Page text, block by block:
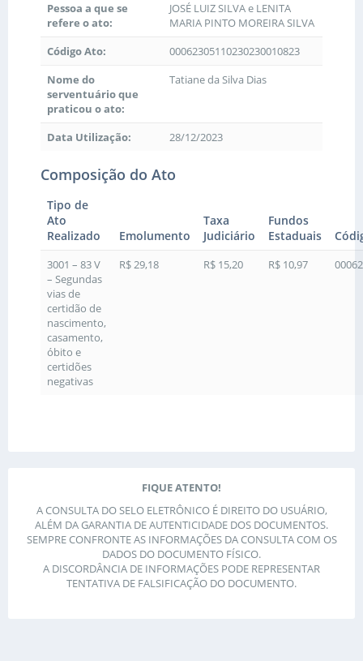
Pessoa a que se
refere o ato:
JOSÉ LUIZ SILVA e LENITA
MARIA PINTO MOREIRA SILVA
Código Ato:
00062305110230230010823
Nome do
serventuário que
praticou o ato:
Tatiane da Silva Dias
Data Utilização: 28/12/2023
Composição do Ato
Tipo de
Ato
Realizado
Emolumento
Taxa
Judiciário
Fundos
Estaduais
3001 – 83 V
– Segundas
vias de
certidão de
nascimento,
casamento,
óbito e
certidões
negativas
R$ 29,18 R$ 15,20 R$ 10,97
FIQUE ATENTO!
A CONSULTA DO SELO ELETRÔNICO É DIREITO DO USUÁRIO,
ALÉM DA GARANTIA DE AUTENTICIDADE DOS DOCUMENTOS.
SEMPRE CONFRONTE AS INFORMAÇÕES DA CONSULTA COM OS
DADOS DO DOCUMENTO FÍSICO.
A DISCORDÂNCIA DE INFORMAÇÕES PODE REPRESENTAR
TENTATIVA DE FALSIFICAÇÃO DO DOCUMENTO.